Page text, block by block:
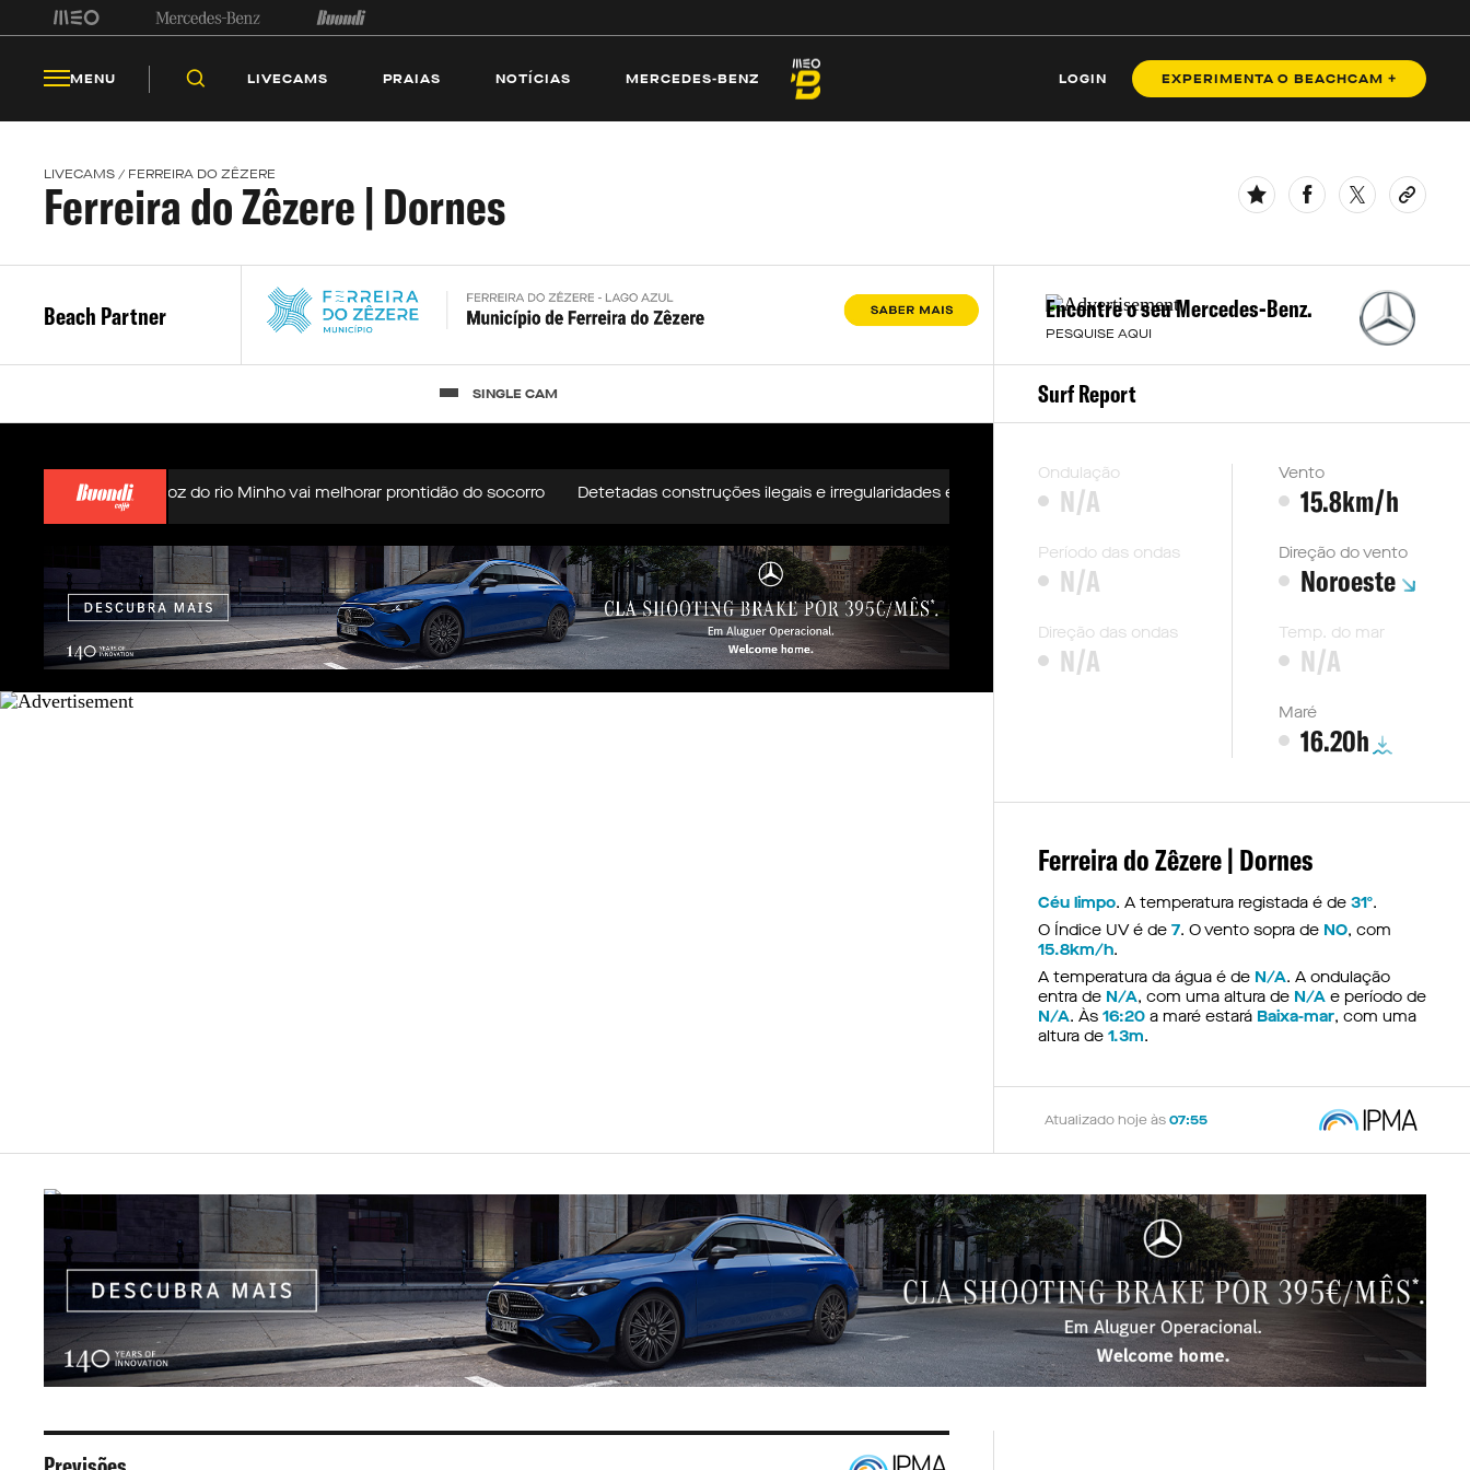
MENU LIVECAMS PRAIAS NOTÍCIAS MERCEDES-BENZ LOGIN EXPERIMENTA O BEACHCAM +
LIVECAMS PRAIAS NOTÍCIAS MERCEDES-BENZ
LIVECAMS / FERREIRA DO ZÊZERE
Ferreira do Zêzere | Dornes
Beach Partner Encontre o seu Mercedes-Benz.
PESQUISE AQUI
SINGLE CAM
de areia na foz do rio Minho vai melhorar prontidão do socorro Detetadas construções ilegais e irregularidades em restaurantes nas praias da Caparica Norte-americanos ausentes
Surf Report
Ondulação
N/A
Período das ondas
N/A
Direção das ondas
N/A
Vento
15.8km/h
Direção do vento
Noroeste
Temp. do mar
N/A
Maré
16.20h
Ferreira do Zêzere | Dornes
Céu limpo. A temperatura registada é de 31º.
O Índice UV é de 7. O vento sopra de NO, com
15.8km/h.
A temperatura da água é de N/A. A ondulação
entra de N/A, com uma altura de N/A e período de
N/A. Às 16:20 a maré estará Baixa-mar, com uma
altura de 1.3m.
Atualizado hoje às07:55